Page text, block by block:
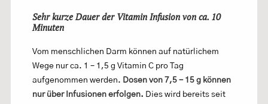
Sehr kurze Dauer der Vitamin Infusion von ca. 10
Minuten
Vom menschlichen Darm können auf natürlichem
Wege nur ca. 1 – 1,5 g Vitamin C pro Tag
aufgenommen werden. Dosen von 7,5 – 15 g können
nur über Infusionen erfolgen. Dies wird bereits seit